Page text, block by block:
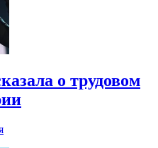
о трудовом